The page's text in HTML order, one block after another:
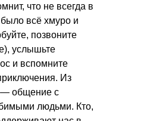
что не всегда в
всё хмуро и
позвоните
услышьте
и вспомните
Из
— общение с
людьми. Кто,